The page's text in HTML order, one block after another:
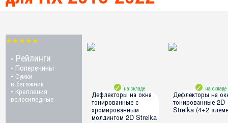
★★★★★
• Рейлинги
• Поперечины
• Сумки
в багажник
• Крепления
велосипедные
на складе
Дефлекторы на окна
тонированные с
хромированным
молдингом 2D Strelka
на складе
Дефлекторы на
тонированные 2D
Strelka (4+2